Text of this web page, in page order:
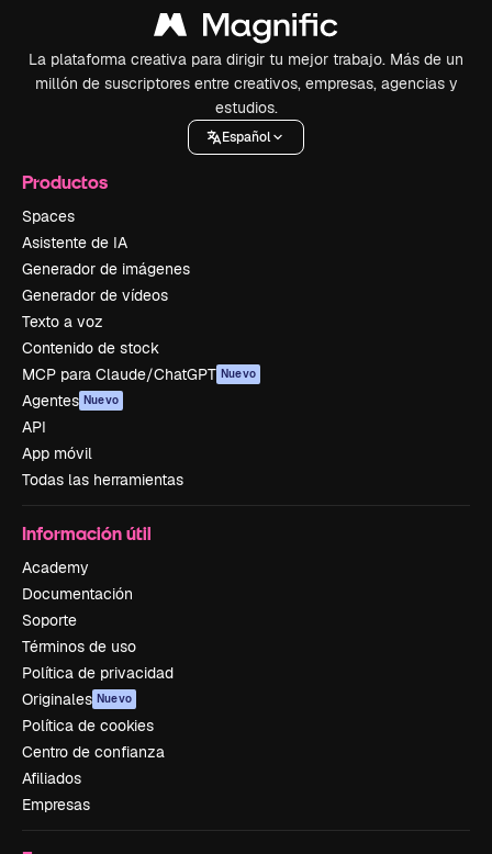
La plataforma creativa para dirigir tu mejor trabajo. Más de un
millón de suscriptores entre creativos, empresas, agencias y
estudios.
Español
Productos
Spaces
Asistente de IA
Generador de imágenes
Generador de vídeos
Texto a voz
Contenido de stock
MCP para Claude/ChatGPT Nuevo
Agentes Nuevo
API
App móvil
Todas las herramientas
Información útil
Academy
Documentación
Soporte
Términos de uso
Política de privacidad
Originales Nuevo
Política de cookies
Centro de confianza
Afiliados
Empresas